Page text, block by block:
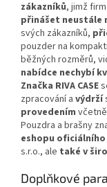
zákazníků, jimž
přinášet neustále
svých zákazníků,
pouzder na
běžných rozměrů,
nabídce nechybí
Značka RIVA CASE
zpracování a výdrží
provedením včetně
Pouzdra a brašny
eshopu
s.r.o., ale také v
Doplňkové